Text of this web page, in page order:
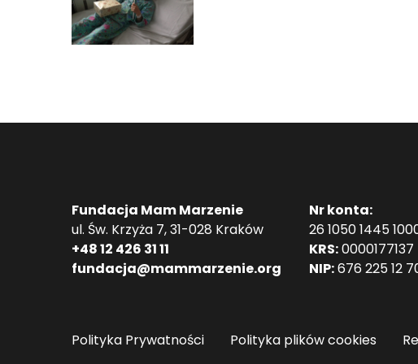
Fundacja Mam Marzenie
ul. Św. Krzyża 7, 31-028 Kraków
+48 12 426 31 11
fundacja@mammarzenie.org
Nr konta:
26 1050 1445
KRS:0000177137
NIP:676 225 12
Polityka Prywatności Polityka plików cookies